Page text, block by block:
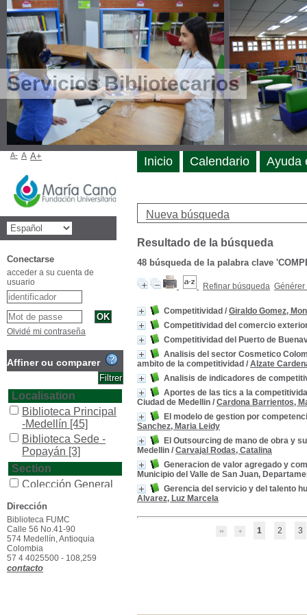
Servicios Bibliotecarios
Nueva búsqueda
Resultado de la búsqueda
48 búsqueda de la palabra clave
Refinar búsqueda Générer
Competitividad / Giraldo Gomez,
Competitividad del comercio
Competitividad del Puerto de
Analisis del sector Cosmetico
ambito de la competitividad / Alzate
Analisis de indicadores de
Aportes de las tics a la
Ciudad de Medellin / Cardona Barrientos,
El modelo de gestion por
Sanchez, Maria Leidy
El Outsourcing de mano de obra y
Medellin / Carvajal Rodas, Catalina
Generacion de valor agregado y
Municipio del Valle de San Juan,
Gerencia del servicio y del talento
Alvarez, Luz Marcela
1 2 3
Inicio Calendario Ayuda
A- A A+
Conectarse
acceder a su cuenta de
usuario
Olvidé mi contraseña
Affiner ou comparer
Localisation
Biblioteca Principal
-Medellín [45]
Biblioteca Sede -
Popayán [3]
Section
Colección General
General
Trabajos de Grado
[4]
Type de document
texto impreso
Dirección
Biblioteca FUMC
Calle 56 No.41-90
574 Medellín, Antioquia
Colombia
57 4 4025500 - 108,259
contacto